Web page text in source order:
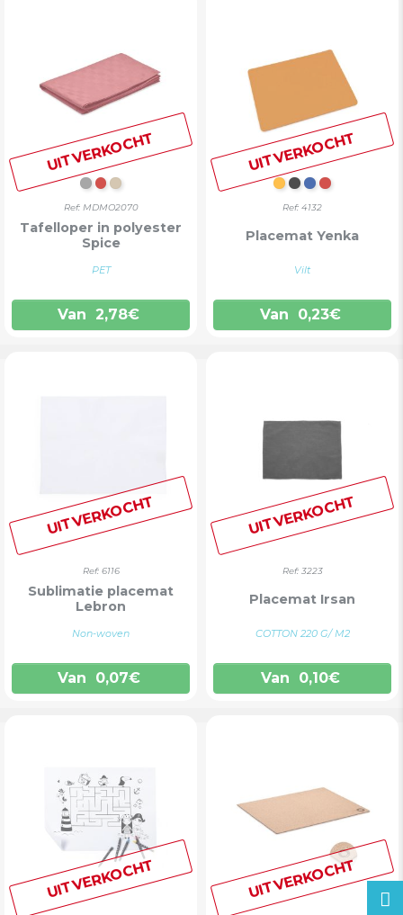
UITVERKOCHT
GRIJS
ROOD
KAKI
Ref: MDMO2070
Tafelloper in polyester
Spice
PET
Van 2,78€
UITVERKOCHT
ORANJE
ZWART
BLAUW
ROOD
Ref: 4132
Placemat Yenka
Vilt
Van 0,23€
UITVERKOCHT
Ref: 6116
Sublimatie placemat
Lebron
Non-woven
Van 0,07€
UITVERKOCHT
Ref: 3223
Placemat Irsan
COTTON 220 G/ M2
Van 0,10€
UITVERKOCHT UITVERKOCHT